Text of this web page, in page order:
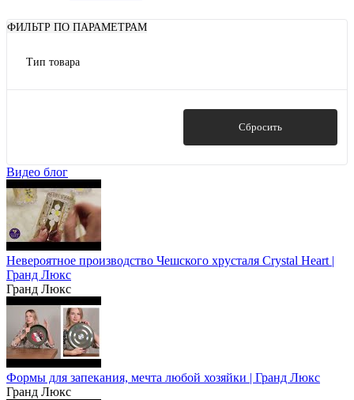
ФИЛЬТР ПО ПАРАМЕТРАМ
Тип товара
Сбросить
Видео блог
Невероятное производство Чешского хрусталя Crystal Heart |
Гранд Люкс
Гранд Люкс
Формы для запекания, мечта любой хозяйки | Гранд Люкс
Гранд Люкс